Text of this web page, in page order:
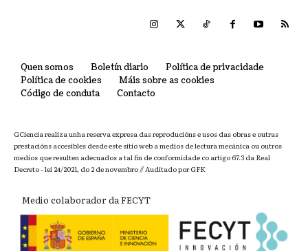
Quen somos Boletín diario
Política de privacidade
Política de cookies
Máis sobre as cookies
Código de conduta
Contacto
GCiencia realiza unha reserva expresa das reproducións e usos das obras e outras
prestacións accesibles desde este sitio web a medios de lectura mecánica ou outros
medios que resulten adecuados a tal fin de conformidade co artigo 67.3 da Real
Decreto - lei 24/2021, do 2 de novembro // Auditado por GFK
Medio colaborador da FECYT